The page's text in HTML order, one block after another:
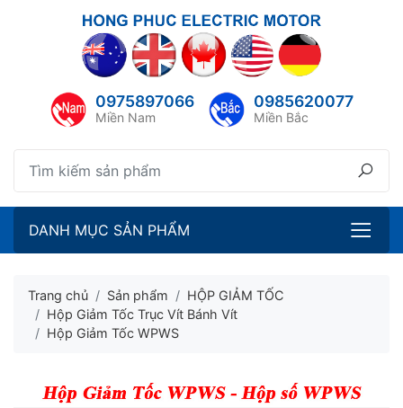
0975897066
Miền Nam
0985620077
Miền Bắc
DANH MỤC SẢN PHẨM
Trang chủ Sản phẩm
HỘP GIẢM TỐC
Hộp Giảm Tốc Trục Vít Bánh Vít
Hộp Giảm Tốc WPWS